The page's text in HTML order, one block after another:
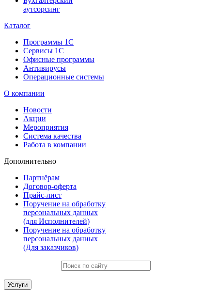
аутсорсинг
Каталог
Программы 1С
Сервисы 1С
Офисные программы
Антивирусы
Операционные системы
О компании
Новости
Акции
Мероприятия
Система качества
Работа в компании
Дополнительно
Партнёрам
Договор-оферта
Прайс-лист
Поручение на обработку
персональных данных
(для Исполнителей)
Поручение на обработку
персональных данных
(Для заказчиков)
Услуги